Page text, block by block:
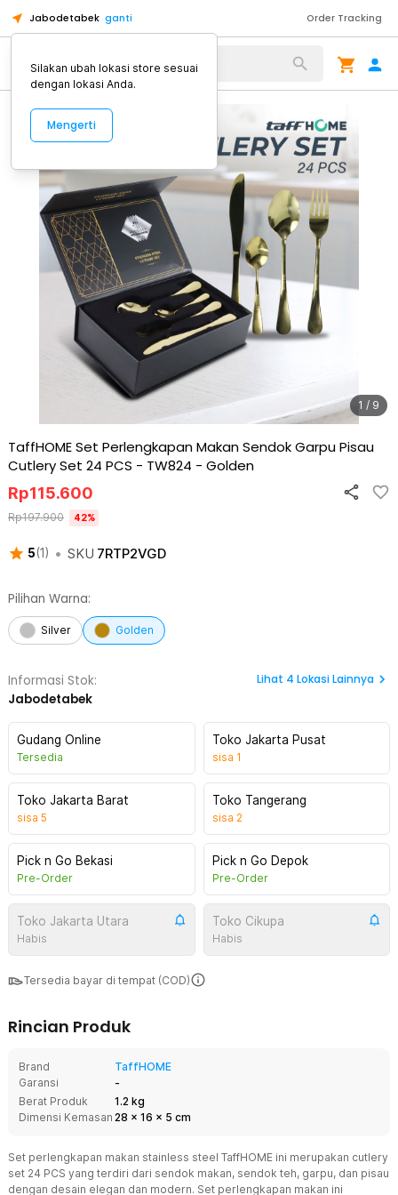
Jabodetabek ganti Order Tracking
Alat Kopi
1 / 9
TaffHOME Set Perlengkapan Makan Sendok Garpu Pisau
Cutlery Set 24 PCS - TW824 - Golden
5(1 ) • SKU 7RTP2VGD
Rp115.600
Rp197.900 42%
Pilihan Warna:
Silver Golden
Informasi Stok:
Jabodetabek
Lihat 4 Lokasi Lainnya
Gudang Online
Tersedia
Toko Jakarta Pusat
sisa 1
Toko Jakarta Barat
sisa 5
Toko Tangerang
sisa 2
Pick n Go Bekasi
Pre-Order
Pick n Go Depok
Pre-Order
Toko Jakarta Utara
Habis
Toko Cikupa
Habis
Tersedia bayar di tempat (COD)
Rincian Produk
Brand
TaffHOME
Garansi
-
Berat Produk
1.2 kg
Dimensi Kemasan 28 x 16 x 5 cm
Set perlengkapan makan stainless steel TaffHOME ini merupakan cutlery
set 24 PCS yang terdiri dari sendok makan, sendok teh, garpu, dan pisau
dengan desain elegan dan modern. Set perlengkapan makan ini
Silakan ubah lokasi store sesuai
dengan lokasi Anda.
Mengerti